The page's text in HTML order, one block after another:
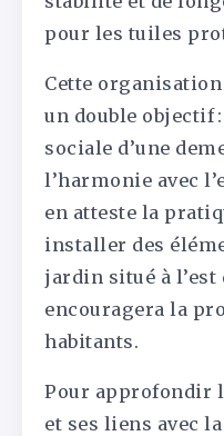
pour les tuiles
Cette
un double objectif
sociale d’une
l’harmonie avec
en atteste la
installer des
jardin situé à l’est
encouragera la
habitants.
Pour approfondir
et ses liens avec